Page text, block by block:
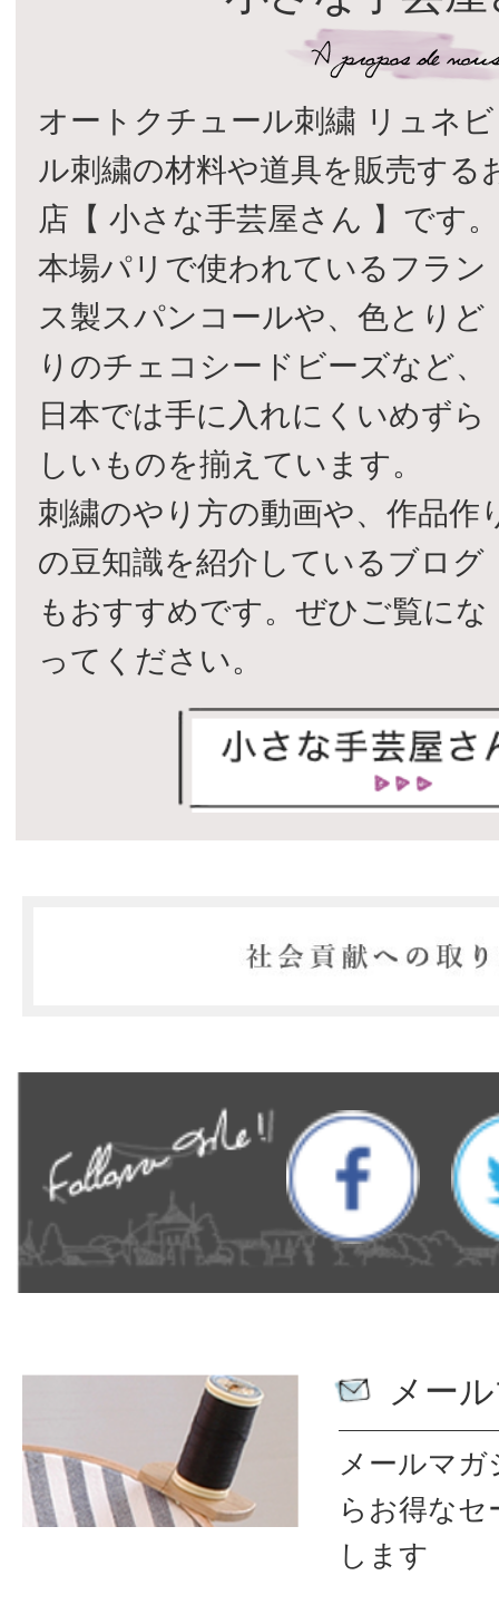
オートクチュール刺繍 リュネビ
ル刺繍の材料や道具を販売する
店【 小さな手芸屋さん 】です。
本場パリで使われているフラン
ス製スパンコールや、色とりど
りのチェコシードビーズなど、
日本では手に入れにくいめずら
しいものを揃えています。
刺繍のやり方の動画や、作品作
の豆知識を紹介しているブログ
もおすすめです。ぜひご覧にな
ってください。
メー
メールマ
ら お得なセ
します